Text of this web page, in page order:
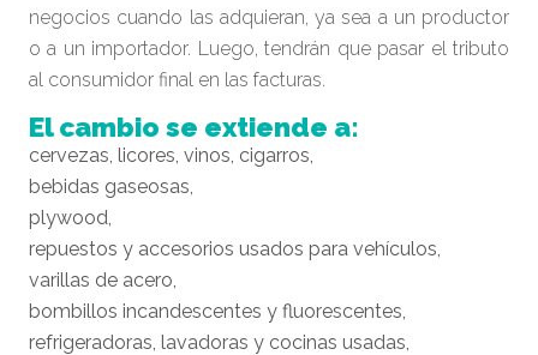
negocios cuando las adquieran, ya sea a un productor
o a un importador. Luego, tendrán que pasar el tributo
al consumidor final en las facturas.
El cambio se extiende a:
cervezas, licores, vinos, cigarros,
bebidas gaseosas,
plywood,
repuestos y accesorios usados para vehículos,
varillas de acero,
bombillos incandescentes y fluorescentes,
refrigeradoras, lavadoras y cocinas usadas,